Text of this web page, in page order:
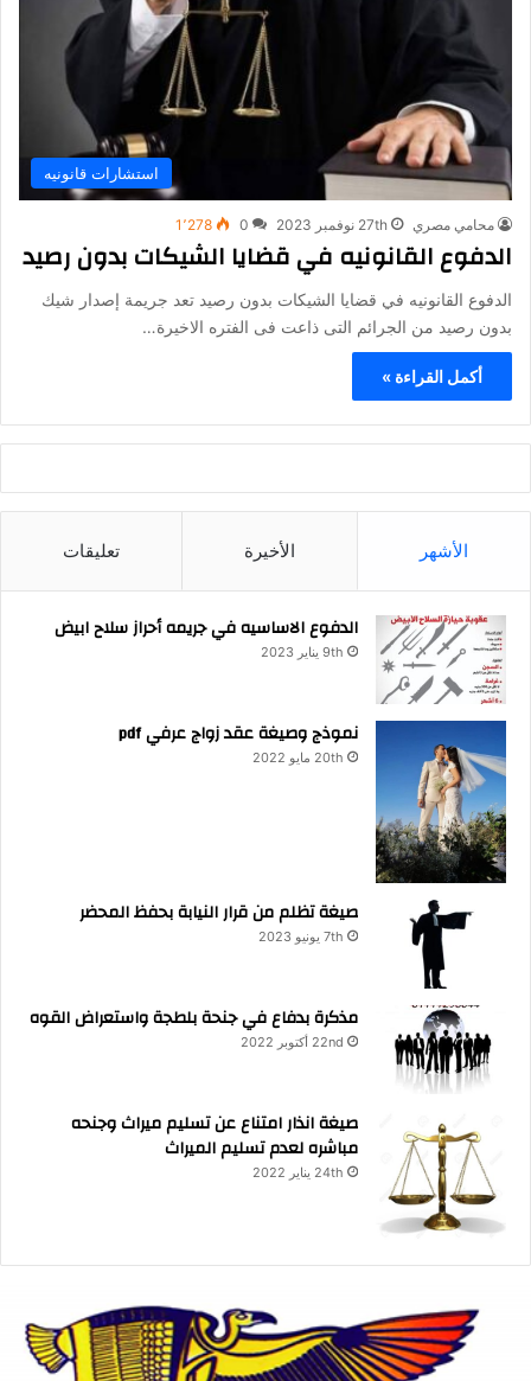
استشارات قانونيه
محامي مصري 27th نوفمبر 2023 0 1٬278
الدفوع القانونيه في قضايا الشيكات بدون رصيد
الدفوع القانونيه في قضايا الشيكات بدون رصيد تعد جريمة إصدار شيك
بدون رصيد من الجرائم التى ذاعت فى الفتره الاخيرة…
أكمل القراءة »
الأشهر الأخيرة تعليقات
الدفوع الاساسيه في جريمه أحراز سلاح ابيض
9th يناير 2023
نموذج وصيغة عقد زواج عرفي pdf
20th مايو 2022
صيغة تظلم من قرار النيابة بحفظ المحضر
7th يونيو 2023
مذكرة بدفاع في جنحة بلطجة واستعراض القوه
22nd أكتوبر 2022
صيغة انذار امتناع عن تسليم ميراث وجنحه
مباشره لعدم تسليم الميراث
24th يناير 2022